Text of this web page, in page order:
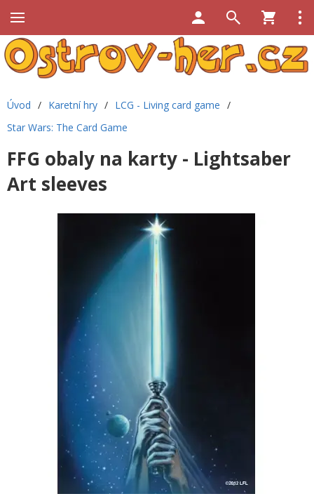
Úvod / Karetní hry / LCG - Living card game /
Star Wars: The Card Game
FFG obaly na karty - Lightsaber
Art sleeves